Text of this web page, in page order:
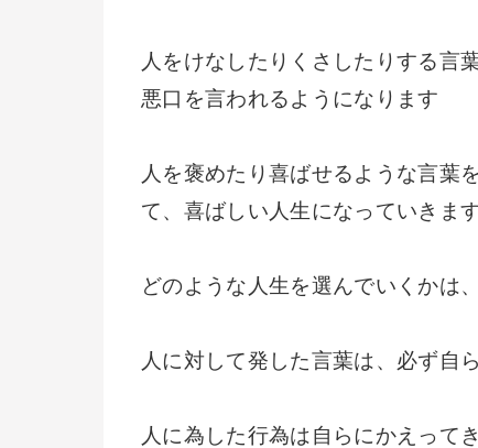
人をけなしたりくさしたりする言
悪口を言われるようになります
人を褒めたり喜ばせるような言葉
て、喜ばしい人生になっていきま
どのような人生を選んでいくかは
人に対して発した言葉は、必ず自
人に為した行為は自らにかえって